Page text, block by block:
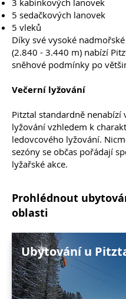
3 kabinkových lanovek
5 sedačkových lanovek
5 vleků
Díky své vysoké
(2.840 - 3.440 m) nabízí
sněhové podmínky po
Večerní lyžování
Pitztal standardně nenabízí
lyžování vzhledem k
ledovcového lyžování.
sezóny se občas pořádají
lyžařské akce.
Prohlédnout
oblasti
Ubytování u